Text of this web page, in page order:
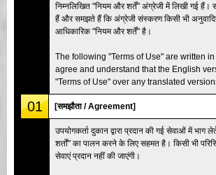
टोक्यो शिबुया एनेक्स
टोक्यो असाकुसा
ओकिनावा
निम्नलिखित "नियम और शर्तें" अंग्रेजी में लिखी गई हैं।
हैं और समझते हैं कि अंग्रेजी संस्करण किसी भी
आधिकारिक "नियम और शर्तें" है।
The following "Terms of Use" are written
agree and understand that the English
"Terms of Use" over any translated
01 [समझौता / Agreement]
उपयोगकर्ता दुकान द्वारा प्रदान की गई सेवाओं में
शर्तों" का पालन करने के लिए सहमत है। किसी भी
सेवाएं प्रदान नहीं की जाएंगी।